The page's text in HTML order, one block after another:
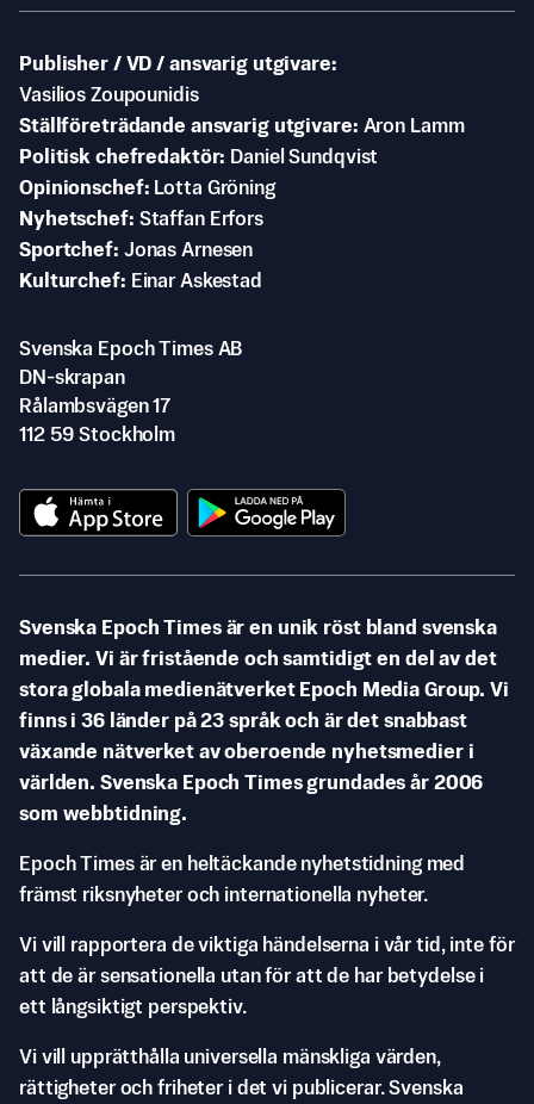
Publisher / VD / ansvarig utgivare
Vasilios Zoupounidis
Ställföreträdande ansvarig utgivare Aron Lamm
Politisk chefredaktör
Daniel Sundqvist
Opinionschef
Lotta Gröning
Nyhetschef Staffan Erfors
Sportchef Jonas Arnesen
Kulturchef
Einar Askestad
Svenska Epoch Times AB
DN-skrapan
Rålambsvägen 17
112 59 Stockholm
Svenska Epoch Times är en unik röst bland svenska
medier. Vi är fristående och samtidigt en del av det
stora globala medienätverket Epoch Media Group. Vi
finns i 36 länder på 23 språk och är det snabbast
växande nätverket av oberoende nyhetsmedier i
världen. Svenska Epoch Times grundades år 2006
som webbtidning.
Epoch Times är en heltäckande nyhetstidning med
främst riksnyheter och internationella nyheter.
Vi vill rapportera de viktiga händelserna i vår tid, inte för
att de är sensationella utan för att de har betydelse i
ett långsiktigt perspektiv.
Vi vill upprätthålla universella mänskliga värden,
rättigheter och friheter i det vi publicerar. Svenska